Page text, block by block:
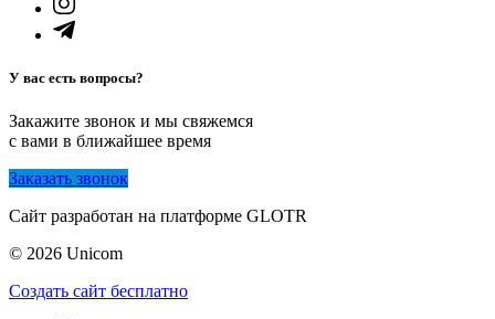
У вас есть вопросы?
Закажите звонок и мы свяжемся
с вами в ближайшее время
Заказать звонок
Сайт разработан на платформе GLOTR
© 2026 Unicom
Создать cайт бесплатно